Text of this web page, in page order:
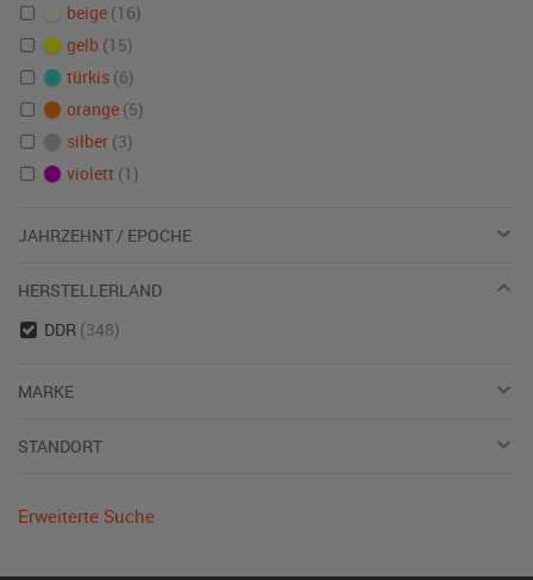
beige (16)
gelb (15)
türkis (6)
orange (5)
silber (3)
violett (1)
JAHRZEHNT / EPOCHE
HERSTELLERLAND
DDR (348)
MARKE
STANDORT
Erweiterte Suche